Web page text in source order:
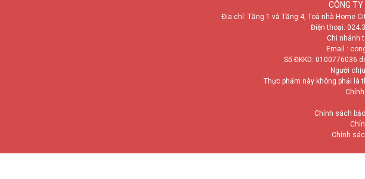
CÔNG
Địa chỉ: Tầng 1 và Tầng 4, Toà nhà Home
Điện thoại:
Chi nhánh
Email :
Số ĐKKD: 0100776036
Người
Thực phẩm này không phải là
Chính sách
Chính